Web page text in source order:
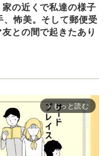
の近くで私達の様子
怖美。そして郵便受
との間で起きたあり
arrow_forward_ios もっと読む